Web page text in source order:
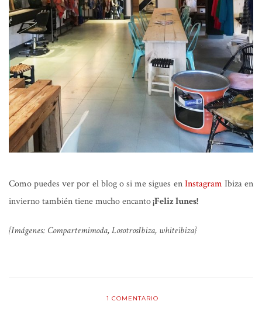
Como puedes ver por el blog o si me sigues enInstagram Ibiza en
invierno también tiene mucho encanto¡Feliz lunes!
{Imágenes: Compartemimoda, LosotrosIbiza, whiteibiza}
1 COMENTARIO